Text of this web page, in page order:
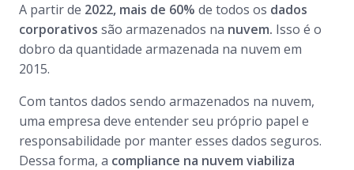
A partir de 2022, mais de 60% de todos os dados
corporativos são armazenados na nuvem. Isso é o
dobro da quantidade armazenada na nuvem em
2015.
Com tantos dados sendo armazenados na nuvem,
uma empresa deve entender seu próprio papel e
responsabilidade por manter esses dados seguros.
Dessa forma, a compliance na nuvem viabiliza